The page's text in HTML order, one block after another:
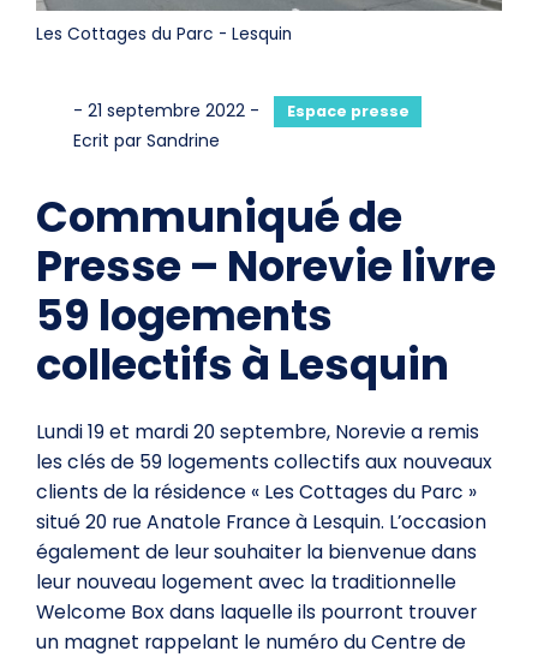
Les Cottages du Parc - Lesquin
-21 septembre 2022 - Category:
Espace presse
Ecrit par Sandrine
Communiqué de
Presse – Norevie livre
59 logements
collectifs à Lesquin
Lundi 19 et mardi 20 septembre, Norevie a remis
les clés de 59 logements collectifs aux nouveaux
clients de la résidence « Les Cottages du Parc »
situé 20 rue Anatole France à Lesquin. L’occasion
également de leur souhaiter la bienvenue dans
leur nouveau logement avec la traditionnelle
Welcome Box dans laquelle ils pourront trouver
un magnet rappelant le numéro du Centre de